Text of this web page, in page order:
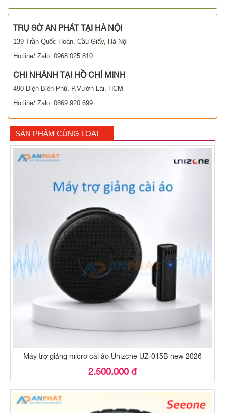
TRỤ SỞ AN PHÁT TẠI HÀ NỘI
139 Trần Quốc Hoàn, Cầu Giấy, Hà Nội
Hotline/ Zalo: 0968.025.810
CHI NHÁNH TẠI HỒ CHÍ MINH
490 Điện Biên Phủ, P.Vườn Lài, HCM
Hotline/ Zalo: 0869 920 699
SẢN PHẨM CÙNG LOẠI
Máy trợ giảng micro cài áo Unizcne UZ-015B new 2026
2.500.000 đ